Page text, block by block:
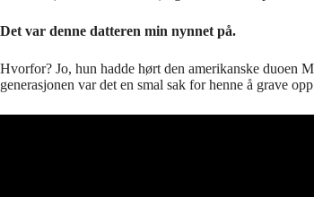
Det var denne datteren min nynnet på.
Hvorfor? Jo, hun hadde hørt den amerikanske duoen
generasjonen var det en smal sak for henne å grave